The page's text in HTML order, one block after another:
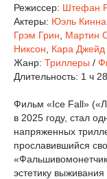
Режиссер: Штефан
Актеры: Юэль
Грэм Грин
Мартин
Никсон
Кара
Жанр: Триллеры /
Длительность: 1 ч
Фильм «Ice Fall»
в 2025 году, стал
напряженных
прославившийся
эстетику